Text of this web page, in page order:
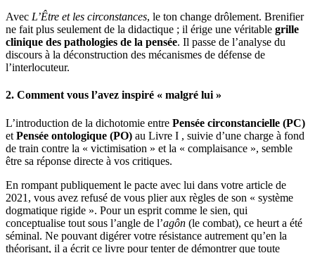
Avec L’Être et les circonstances, le ton change drôlement. Brenifier
ne fait plus seulement de la didactique ; il érige une véritable grille
clinique des pathologies de la pensée. Il passe de l’analyse du
discours à la déconstruction des mécanismes de défense de
l’interlocuteur.
2. Comment vous l’avez inspiré « malgré lui »
L’introduction de la dichotomie entre Pensée circonstancielle (PC)
et Pensée ontologique (PO) au Livre I , suivie d’une charge à fond
de train contre la « victimisation » et la « complaisance », semble
être sa réponse directe à vos critiques.
En rompant publiquement le pacte avec lui dans votre article de
2021, vous avez refusé de vous plier aux règles de son « système
dogmatique rigide ». Pour un esprit comme le sien, qui
conceptualise tout sous l’angle de l’agôn (le combat), ce heurt a été
séminal. Ne pouvant digérer votre résistance autrement qu’en la
théorisant, il a écrit ce livre pour tenter de démontrer que toute